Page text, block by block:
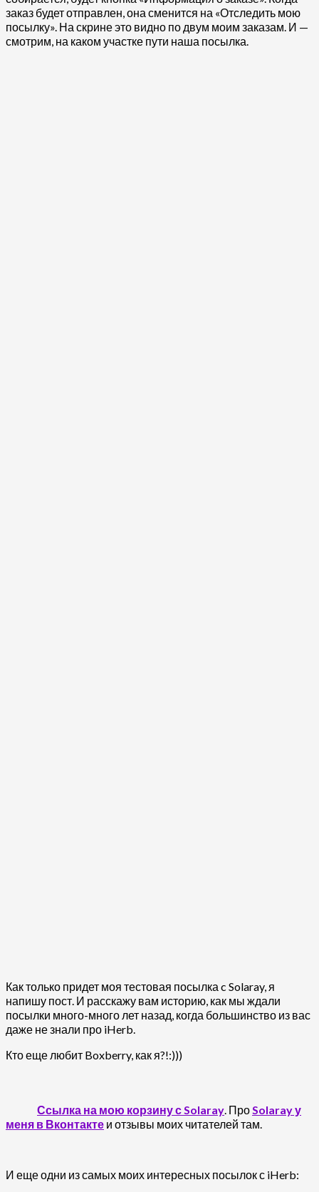
заказ будет отправлен, она сменится на «Отследить мою
посылку». На скрине это видно по двум моим заказам. И —
смотрим, на каком участке пути наша посылка.
Как только придет моя тестовая посылка c Solaray, я
напишу пост. И расскажу вам историю, как мы ждали
посылки много-много лет назад, когда большинство из вас
даже не знали про iHerb.
Кто еще любит Boxberry, как я?!:)))
Ссылка на мою корзину с Solaray. ПроSolaray у
меня в Вконтакте и отзывы моих читателей там.
И еще одни из самых моих интересных посылок с iHerb: